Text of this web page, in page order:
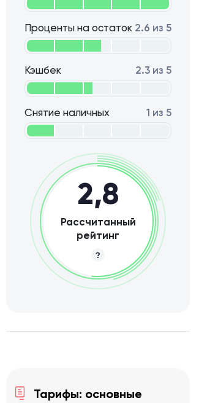
Проценты на остаток 2.6 из 5
Кэшбек 2.3 из 5
Снятие наличных 1 из 5
2,8
Рассчитанный
рейтинг
Тарифы: основные